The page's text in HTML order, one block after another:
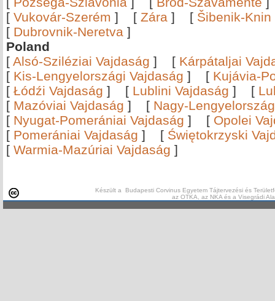
[ Vukovár-Szerém ] [ Zára ] [ Šibenik-Knin
[ Dubrovnik-Neretva ]
Poland
[ Alsó-Sziléziai Vajdaság ] [ Kárpátaljai
[ Kis-Lengyelországi Vajdaság ] [ Kujávia-
[ Łódźi Vajdaság ] [ Lublini Vajdaság ] [
[ Mazóviai Vajdaság ] [ Nagy-
[ Nyugat-Pomerániai Vajdaság ] [ Opolei
[ Pomerániai Vajdaság ] [ Świętokrzyski
[ Warmia-Mazúriai Vajdaság ]
Készült a Budapesti Corvinus Egyetem Tájtervezési és
az OTKA, az NKA és a Visegrádi